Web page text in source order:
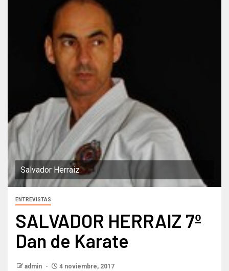
Salvador Herraiz
ENTREVISTAS
SALVADOR HERRAIZ 7º
Dan de Karate
admin 4 noviembre, 2017